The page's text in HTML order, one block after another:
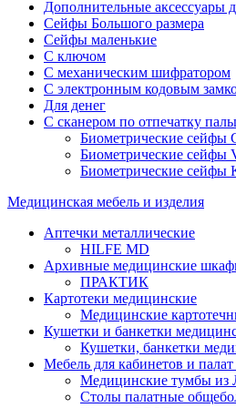
Дополнительные аксессуары
Сейфы Большого размера
Сейфы маленькие
С ключом
С механическим шифратором
С электронным кодовым
Для денег
С сканером по отпечатку
Биометрические сейфы
Биометрические сейфы
Биометрические сейфы
Медицинская мебель и изделия
Аптечки металлические
HILFE MD
Архивные медицинские
ПРАКТИК
Картотеки медицинские
Медицинские
Кушетки и банкетки
Кушетки, банкетки
Мебель для кабинетов и
Медицинские тумбы
Столы палатные